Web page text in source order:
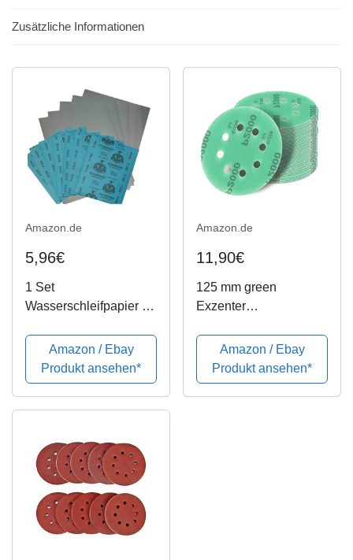
Zusätzliche Informationen
Amazon.de
5,96€
1 Set
Wasserschleifpapier 18
1000 1200 1500 2000
3000
Nassschleifpapier Fein
Amazon / Ebay
Produkt ansehen*
Amazon.de
11,90€
125 mm green
Exzenter
Sortiment SET 25
Scheiben P2000
P1500 P1200 P1000
P800, 8 Loch Klett
Amazon / Ebay
Produkt ansehen*